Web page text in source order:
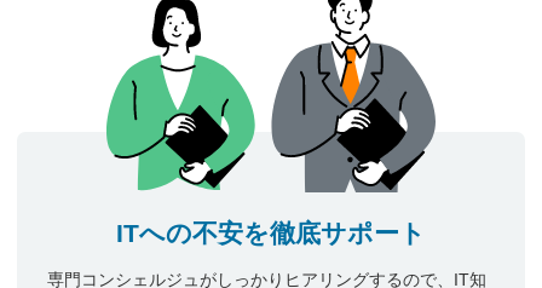
ITへの不安を徹底サポート
専門コンシェルジュがしっかりヒアリングするので、IT知